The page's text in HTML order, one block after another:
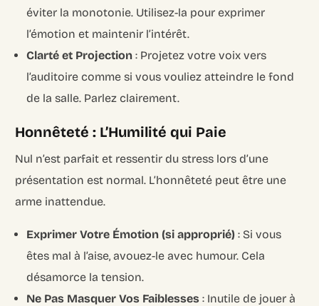
éviter la monotonie. Utilisez-la pour exprimer
l’émotion et maintenir l’intérêt.
Clarté et Projection : Projetez votre voix vers
l’auditoire comme si vous vouliez atteindre le fond
de la salle. Parlez clairement.
Honnêteté : L’Humilité qui Paie
Nul n’est parfait et ressentir du stress lors d’une
présentation est normal. L’honnêteté peut être une
arme inattendue.
Exprimer Votre Émotion (si approprié) : Si vous
êtes mal à l’aise, avouez-le avec humour. Cela
désamorce la tension.
Ne Pas Masquer Vos Faiblesses : Inutile de jouer à